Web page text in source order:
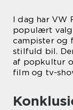
I dag har VW
populært valg
campister og
stilfuld bil.
af popkultur
film og tv-